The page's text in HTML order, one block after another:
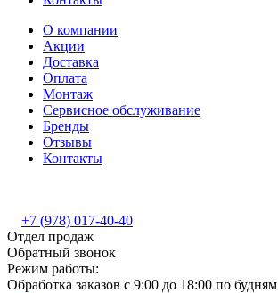
О компании
Акции
Доставка
Оплата
Монтаж
Сервисное обслуживание
Бренды
Отзывы
Контакты
+7 (978) 017-40-40
Отдел продаж
Обратный звонок
Режим работы:
Обработка заказов с 9:00 до 18:00 по будням